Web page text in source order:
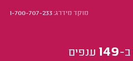
מוקד מידרג:1-700-707-233
ב-149 ענפים